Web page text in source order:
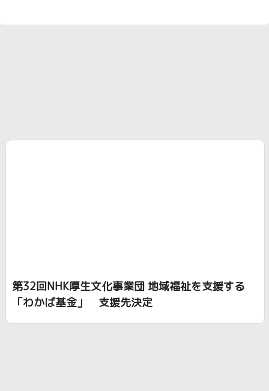
第32回NHK厚生文化事業団 地域福祉を支援する
「わかば基金」 支援先決定